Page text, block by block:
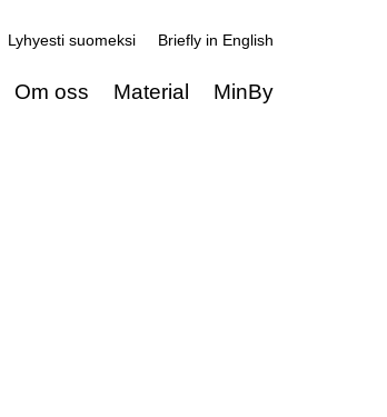
Lyhyesti suomeksi Briefly in English
Om oss Material MinBy